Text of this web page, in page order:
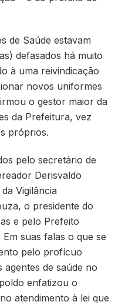
de Saúde estavam
defasados há muito
à uma reivindicação
novos uniformes
o gestor maior da
da Prefeitura, vez
próprios.
pelo secretário de
Derisvaldo
Vigilância
o presidente do
e pelo Prefeito
suas falas o que se
pelo profícuo
de saúde no
enfatizou o
atendimento à lei que